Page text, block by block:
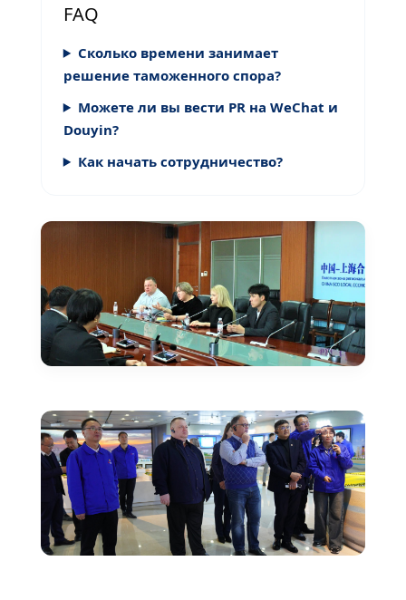
FAQ
Сколько времени занимает
решение таможенного спора?
Можете ли вы вести PR на WeChat и
Douyin?
Как начать сотрудничество?